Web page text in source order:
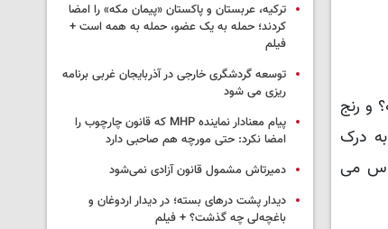
و رنج
درک
می
ترکیه، عربستان و پاکستان «پیمان مکه» را امضا
کردند؛ حمله به یک عضو، حمله به همه است +
فیلم
توسعه گردشگری خارجی در آذربایجان غربی برنامه
ریزی می شود
پیام معنادار نماینده MHP که قانون چارچوب را
امضا نکرد: حتی مورچه هم صاحبی دارد
دمیرتاش مشمول قانون آزادی نمی‌شود
دیدار پشت درهای بسته؛ در دیدار اردوغان و
باغچه‌لی چه گذشت؟ + فیلم